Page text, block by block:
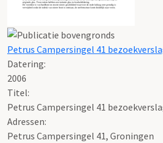
Petrus Campersingel 41
Datering:
2006
Titel:
Petrus Campersingel 41
Adressen:
Petrus Campersingel 41, Groningen